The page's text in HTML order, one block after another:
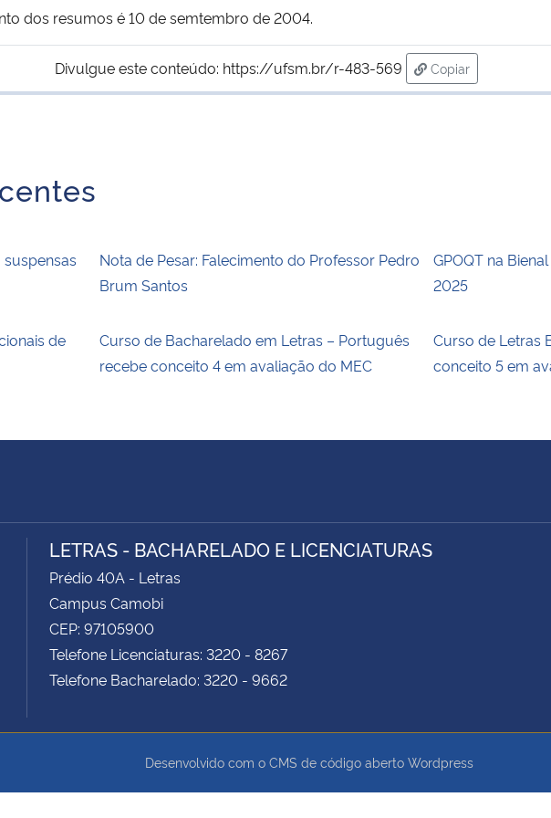
dos resumos é 10 de semtembro de 2004.
Divulgue este conteúdo: https://ufsm.br/r-483-569
Copiar
para área de
Nota de Pesar: Falecimento do Professor Pedro
Brum Santos
GPOQT na
2025
de
Curso de Bacharelado em Letras – Português
recebe conceito 4 em avaliação do MEC
Curso de Letras
conceito 5 em
LETRAS - BACHARELADO E LICENCIATURAS
Prédio 40A - Letras
Campus Camobi
CEP: 97105900
Telefone Licenciaturas: 3220 - 8267
Telefone Bacharelado: 3220 - 9662
Desenvolvido com o CMS de código aberto Wordpress